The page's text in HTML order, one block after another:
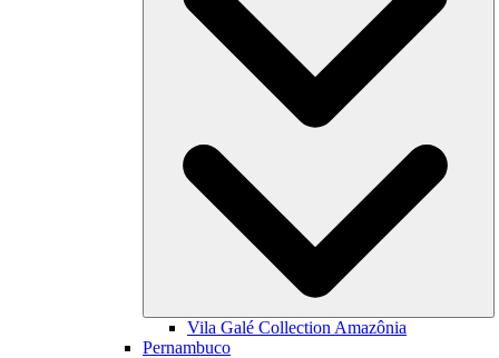
Vila Galé Collection Amazônia
Pernambuco